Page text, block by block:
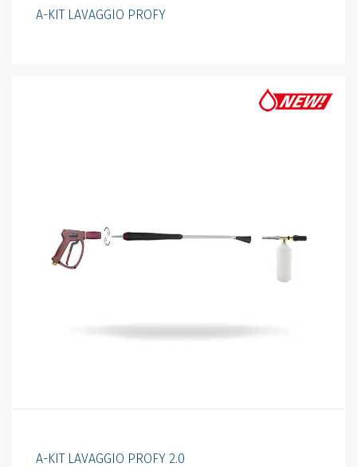
A-KIT LAVAGGIO PROFY
A-KIT LAVAGGIO PROFY 2.0